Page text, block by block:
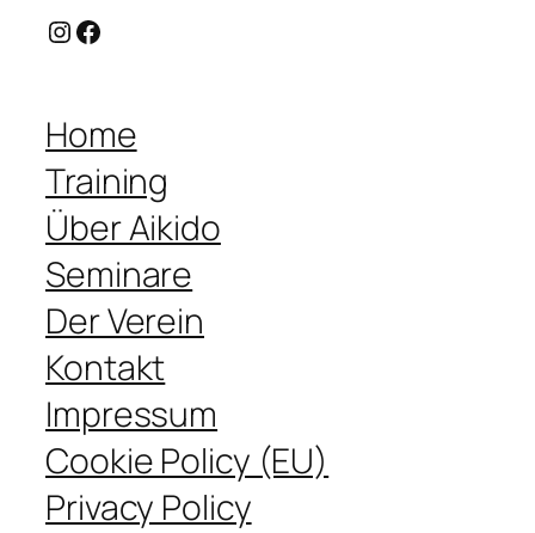
Instagram Facebook
Home
Training
Über Aikido
Seminare
Der Verein
Kontakt
Impressum
Cookie Policy (EU)
Privacy Policy